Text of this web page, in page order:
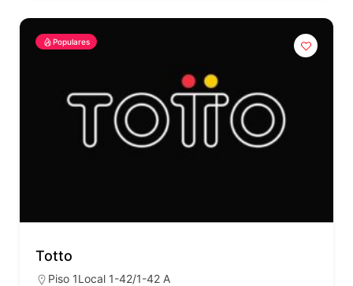
Populares
Totto
Piso 1Local 1-42/1-42 A